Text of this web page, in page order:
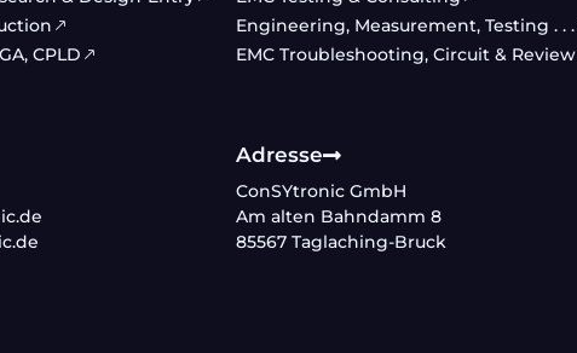
CPLD
Engineering, Measurement, Testing . . .
EMC Troubleshooting, Circuit & Review
Adresse
ConSYtronic GmbH
Am alten Bahndamm 8
85567 Taglaching-Bruck